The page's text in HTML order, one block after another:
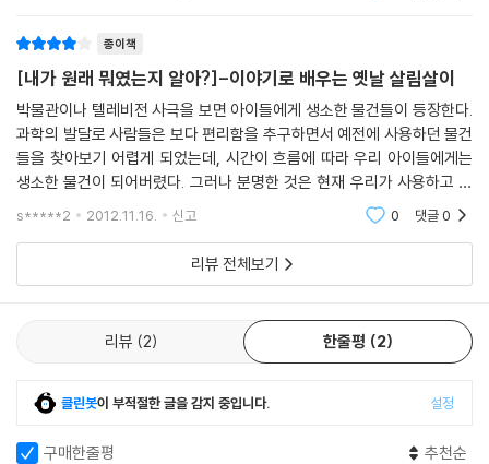
다. 어린 독자들이 그 쓰임을 이야기와 그림을 통해 이해하고, 나아가 조상
들의 삶과 문화와 지혜를 배울 수 있도록 했습니다. 한옥의 구조와 사랑방
의 물건들을 통해 남녀에 관한 옛사람들의 관습법과 검소하고 곧은 정신에
기반을 둔 선비 문화를 이해할 수 있습니다. 사용자의 필요에 맞게 설계된
장과 농, 우리나라 전통 난방 장치인 온돌, 음식을 잘 타지 않게 하고 열을
골고루 전달하는 가마솥, 김치나 장과 같이 발효 음식을 저장하는 데 탁월
한 옹기 등은 오늘날에도 활용되는 옛사람들의 슬기와 지혜의 산물입니다.
또한 떡 하나도 그냥 먹지 않고 의미를 담아 아름다운 떡살을 찍어 모양을
내고, 자투리 천을 모아 형형색색의 조각보를 만들어 쓰는 모습에서는 옛
사람들의 멋을 느낄 수 있습니다.
철저한 고증, 정확한 정보와 작가적 상상력이 조화롭게 어우러진 그림
작가 정유소영은 원고 집필을 위해 3년에 걸친 기간 동안 자료를 조사하고
수집하였습니다. 여기에 화가 남주현과 편집부가 결합하여 박물관 및 민속
촌 답사를 수차례 하는 한편, 논의를 거듭하여 옛사람들의 문화를 좀 더 생
생하게 묘사하기 위해 노력을 기울였습니다. 그리하여 완성된 글과 그림을
종이책
[내가 원래 뭐였는지 알아?]-이야기로 배우는 옛날 살림살이
박물관이나 텔레비전 사극을 보면 아이들에게 생소한 물건들이 등장한다.
과학의 발달로 사람들은 보다 편리함을 추구하면서 예전에 사용하던 물건
들을 찾아보기 어렵게 되었는데, 시간이 흐름에 따라 우리 아이들에게는
생소한 물건이 되어버렸다. 그러나 분명한 것은 현재 우리가 사용하고 있
는 많은 물건들은 옛 선조들이 지혜를 담아 만들어내고 사용한 물건에서
s*****2 2012.11.16. 신고 0 댓글0
리뷰 전체보기
리뷰 2 한줄평 2
클린봇이 부적절한 글을 감지 중입니다. 설정
구매한줄평 추천순